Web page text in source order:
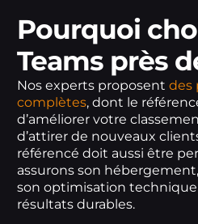
Pourquoi
Teams près
Nos experts proposent des
complètes, dont le
d’améliorer votre
d’attirer de nouveaux
référencé doit aussi être
assurons son
son optimisation
résultats durables.